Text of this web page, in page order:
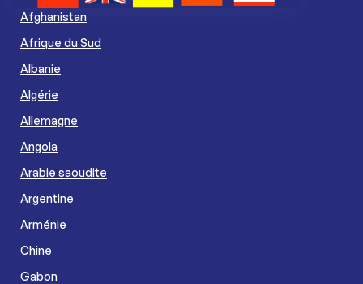
Afghanistan
Afrique du Sud
Albanie
Algérie
Allemagne
Angola
Arabie saoudite
Argentine
Arménie
Chine
Gabon